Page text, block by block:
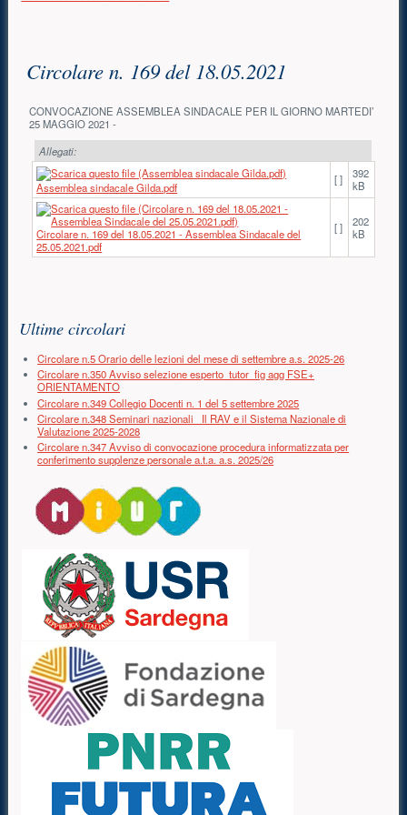
Circolare n. 169 del 18.05.2021
CONVOCAZIONE ASSEMBLEA SINDACALE PER IL GIORNO MARTEDI’
25 MAGGIO 2021 -
Allegati:
Assemblea sindacale Gilda.pdf
[ ]
392
kB
Circolare n. 169 del 18.05.2021 - Assemblea Sindacale del
25.05.2021.pdf
[ ]
202
kB
Ultime circolari
Circolare n.5 Orario delle lezioni del mese di settembre a.s. 2025-26
Circolare n.350 Avviso selezione esperto_tutor_fig agg FSE+
ORIENTAMENTO
Circolare n.349 Collegio Docenti n. 1 del 5 settembre 2025
Circolare n.348 Seminari nazionali _Il RAV e il Sistema Nazionale di
Valutazione 2025-2028
Circolare n.347 Avviso di convocazione procedura informatizzata per
conferimento supplenze personale a.t.a. a.s. 2025/26